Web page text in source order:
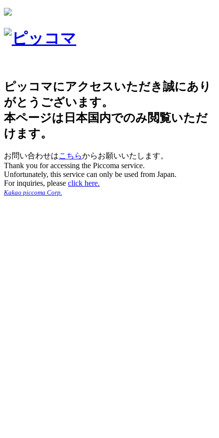
ピッコマにアクセスいただき誠にあり
がとうございます。
本ページは日本国内でのみ閲覧いただ
けます。
お問い合わせはこちらからお願いいたします。
Thank you for accessing the Piccoma service.
Unfortunately, this service can only be used from Japan.
For inquiries, please click here.
Kakao piccoma Corp.